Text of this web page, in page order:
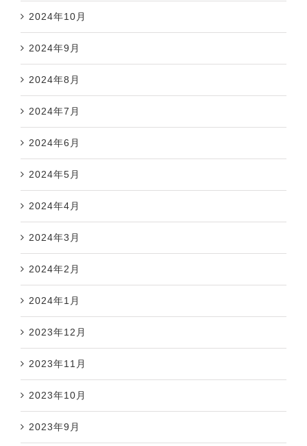
2024年10月
2024年9月
2024年8月
2024年7月
2024年6月
2024年5月
2024年4月
2024年3月
2024年2月
2024年1月
2023年12月
2023年11月
2023年10月
2023年9月